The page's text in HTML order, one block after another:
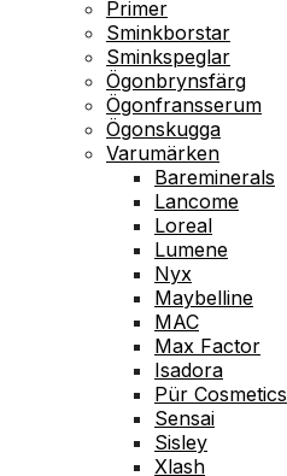
Primer
Sminkborstar
Sminkspeglar
Ögonbrynsfärg
Ögonfransserum
Ögonskugga
Varumärken
Bareminerals
Lancome
Loreal
Lumene
Nyx
Maybelline
MAC
Max Factor
Isadora
Pür Cosmetics
Sensai
Sisley
Xlash